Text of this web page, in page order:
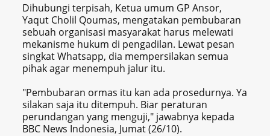
Dihubungi terpisah, Ketua umum GP Ansor,
Yaqut Cholil Qoumas, mengatakan pembubaran
sebuah organisasi masyarakat harus melewati
mekanisme hukum di pengadilan. Lewat pesan
singkat Whatsapp, dia mempersilakan semua
pihak agar menempuh jalur itu.
"Pembubaran ormas itu kan ada prosedurnya. Ya
silakan saja itu ditempuh. Biar peraturan
perundangan yang menguji," jawabnya kepada
BBC News Indonesia, Jumat (26/10).